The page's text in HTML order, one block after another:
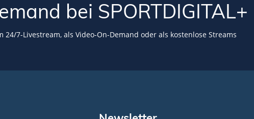
bei SPORTDIGITAL+
24/7-Livestream, als Video-On-Demand oder als kostenlose Streams